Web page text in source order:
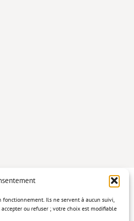
fonctionnement. Ils ne servent à aucun suivi,
ou refuser ; votre choix est modifiable